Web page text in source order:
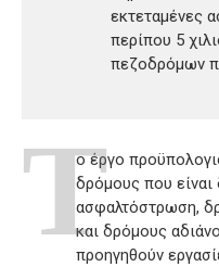
εκτεταμένες
περίπου 5
πεζοδρόμων
Τ
ο έργο
δρόμους που είναι
ασφαλτόστρωση,
και δρόμους
προηγηθούν